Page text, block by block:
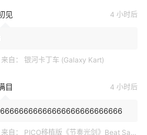
见 4 小时后
来自： 银河卡丁车 (Galaxy Kart)
目 4 小时后
来自： PICO移植版《节奏光剑》Beat Saber 一体机游戏